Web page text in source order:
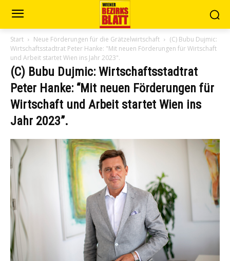
Start Neue Förderungen für die Grätzelwirtschaft
(C) Bubu Dujmic:
Wirtschaftsstadtrat Peter Hanke: "Mit neuen Förderungen für Wirtschaft
und Arbeit startet Wien ins Jahr 2023".
(C) Bubu Dujmic: Wirtschaftsstadtrat
Peter Hanke: “Mit neuen Förderungen für
Wirtschaft und Arbeit startet Wien ins
Jahr 2023”.